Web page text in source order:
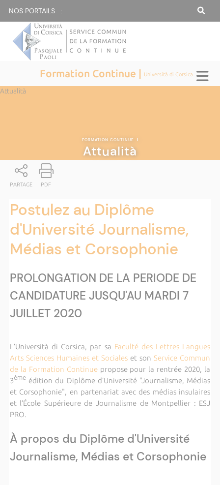
NOS PORTAILS :
Formation Continue | Università di Corsica
Attualità
FORMATION CONTINUE |
Attualità
PARTAGE PDF
Postulez au Diplôme
d'Université Journalisme,
Médias et Corsophonie
PROLONGATION DE LA PERIODE DE
CANDIDATURE JUSQU'AU MARDI 7
JUILLET 2020
L ’Università di Corsica, par sa Faculté des Lettres Langues
Arts Sciences Humaines et Sociales et son Service Commun
de la Formation Continuepropose pour la rentrée 2020, la
3èmeédition du Diplôme d’Université "Journalisme, Médias
et Corsophonie", en partenariat avec des médias insulaires
et l’École Supérieure de Journalisme de Montpellier : ESJ
PRO.
À propos du Diplôme d'Université
Journalisme, Médias et Corsophonie